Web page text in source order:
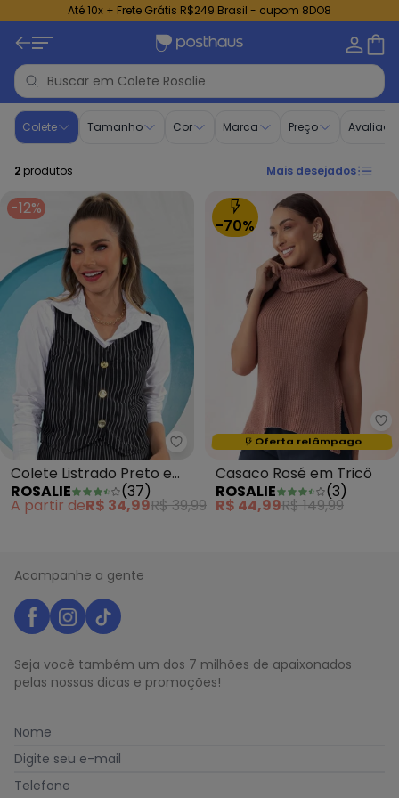
Até 10x + Frete Grátis R$249 Brasil - cupom 8DO8
Colete - Moda Evangélica | Rosalie
Colete Tamanho Cor Marca Preço
2 produtos Mais desejados
-12%
Rosalie - Colete Listrado Preto
Colete Listrado Preto e
Branco em Malha Fio Tint
ROSALIE (37)
A partir deR$ 34,99R$ 39,99
-70%
Oferta relâmpago
Termina em: 10:35:37
Casaco Rosé em Tricô
ROSALIE
(3)
R$ 44,99R$ 149,99
Acompanhe a gente
Seja você também um dos 7 milhões de apaixonados
pelas nossas dicas e promoções!
Nome
Digite seu e-mail
Telefone